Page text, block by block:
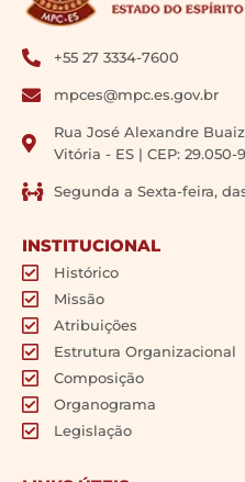
+55 27 3334-7600
mpces@mpc.es.gov.br
Rua José Alexandre
Vitória - ES | CEP: 29.050-
Segunda a Sexta-feira,
INSTITUCIONAL
Histórico
Missão
Atribuições
Estrutura Organizacional
Composição
Organograma
Legislação